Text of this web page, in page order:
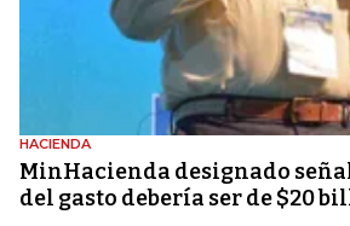
HACIENDA
MinHacienda designado
del gasto debería ser de $20